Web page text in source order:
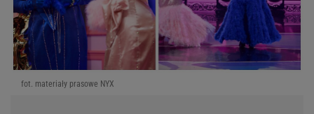
fot. materiały prasowe NYX